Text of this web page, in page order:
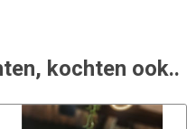
kochten ook..